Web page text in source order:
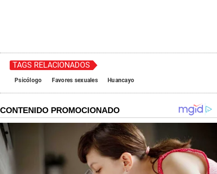
TAGS RELACIONADOS
Psicólogo Favores sexuales Huancayo